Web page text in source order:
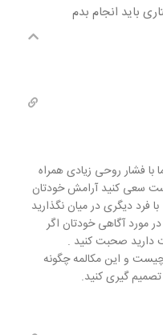
باید انجام بدم
فشار روحی زیادی همراه
سعی کنید آرامش خودتان
فرد دیگری در میان نگذارید
مورد آگاهی خودتان اگر
دارید صحبت کنید .
و این مکالمه چگونه
گیری کنید.